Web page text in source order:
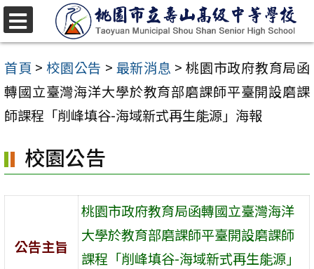
跳
至
主
要
內
區
首頁 > 校園公告 > 最新消息 > 桃園市政府教育局函
轉國立臺灣海洋大學於教育部磨課師平臺開設磨課
師課程「削峰填谷-海域新式再生能源」海報
校園公告
公告主旨
桃園市政府教育局函轉國立臺灣海洋
大學於教育部磨課師平臺開設磨課師
課程「削峰填谷-海域新式再生能源」
選
單